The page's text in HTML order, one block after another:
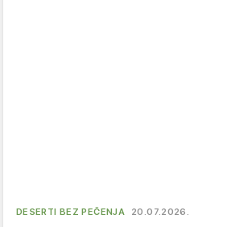
DESERTI BEZ PEČENJA 20.07.2026.